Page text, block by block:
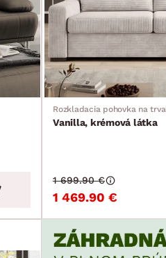
Rozkladacia pohovka na
Vanilla, krémová látka
1 469.90 €
1 699.90 €